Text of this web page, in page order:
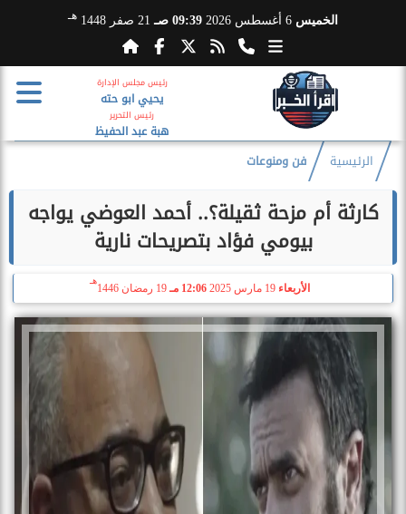
الخميس 09:39 صـ 21 صفر 1448 هـ
رئيس مجلس الإدارة
يحيي ابو حته
رئيس التحرير
هبة عبد الحفيظ
الرئيسية فن ومنوعات
كارثة أم مزحة ثقيلة؟.. أحمد العوضي يواجه
بيومي فؤاد بتصريحات نارية
الأربعاء 19 مارس 2025 12:06 مـ 19 رمضان 1446
هـ